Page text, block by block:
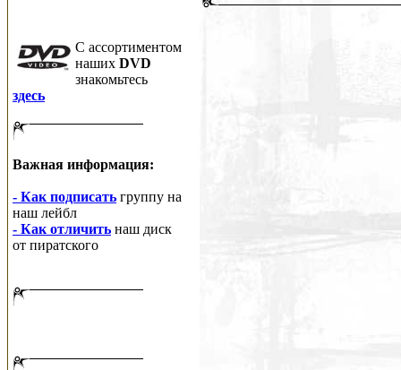
C ассортиментом
наших DVD
знакомьтесь
здесь
Важная информация:
- Как подписать группу на
наш лейбл
- Как отличить наш диск
от пиратского